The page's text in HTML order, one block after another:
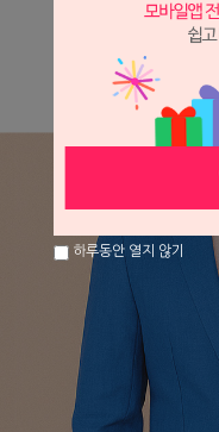
하루동안 열지 않기